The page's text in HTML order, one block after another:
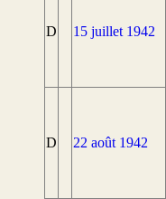
D 15 juillet 1942
D 22 août 1942